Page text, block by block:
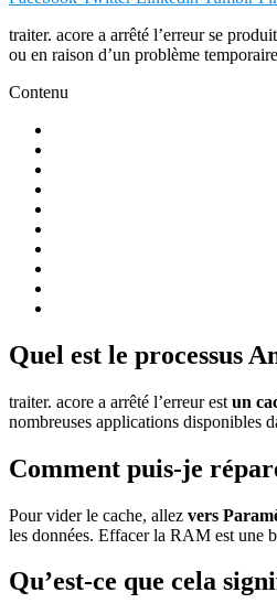
traiter. acore a arrêté l’erreur se
ou en raison d’un problème
Contenu
Quel est le processus
traiter. acore a arrêté l’erreur est un
nombreuses applications disponibles
Comment puis-je
Pour vider le cache, allez vers
les données. Effacer la RAM est une
Qu’est-ce que cela